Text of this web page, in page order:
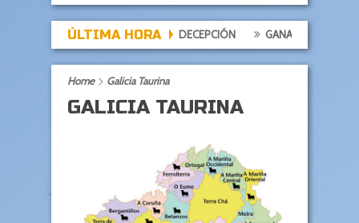
ÚLTIMA HORA
DE EXPECTACIÓN, TARDE DE DECEPCIÓN GANADERÍAS:
Home Galicia Taurina
GALICIA TAURINA